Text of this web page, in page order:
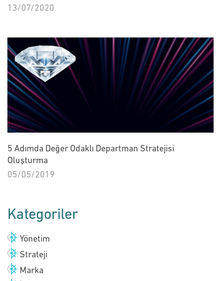
13/07/2020
5 Adımda Değer Odaklı Departman Stratejisi
Oluşturma
05/05/2019
Kategoriler
Yönetim
Strateji
Marka